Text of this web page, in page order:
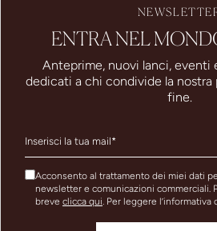
ENTRA NEL
Anteprime, nuovi lanci, eventi
dedicati a chi condivide la nostra
fine.
Acconsento al trattamento dei miei dati
newsletter e comunicazioni commerciali.
breve clicca qui. Per leggere l’informativa